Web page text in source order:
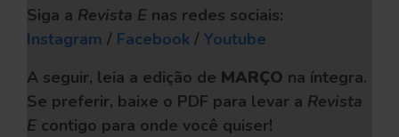
Siga a Revista E nas redes sociais:
Instagram / Facebook / Youtube
A seguir, leia a edição de MARÇO na íntegra.
Se preferir, baixe o PDF para levar a Revista
E contigo para onde você quiser!